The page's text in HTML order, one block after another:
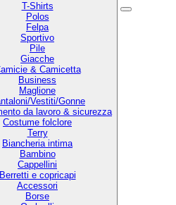
T-Shirts
Polos
Felpa
Sportivo
Pile
Giacche
& Camicetta
Business
Maglione
Vestiti/Gonne
da lavoro & sicurezza
Costume folclore
Terry
Biancheria intima
Bambino
Cappellini
Berretti e copricapi
Accessori
Borse